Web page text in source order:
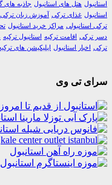
هتل های استانبول جاذبه های
غذای ترکی آموزش زبان ترکی
مراکز خرید استانبول تحصیل
اقامت ترکیه استانبول ترکیه موزه
اخبار استانبول اپلیکیشن های ترکیه
تی وی